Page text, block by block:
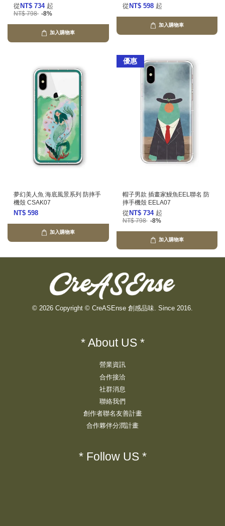
從 NT$ 734 起
NT$ 798 -8%
加入購物車
從 NT$ 598 起
加入購物車
夢幻美人魚 海底風景系列 防摔手
機殼 CSAK07
NT$ 598
加入購物車
優惠
帽子男款 插畫家鰻魚EEL聯名 防
摔手機殼 EELA07
從 NT$ 734 起
NT$ 798 -8%
加入購物車
© 2026 Copyright © CreASEnse 創感品味. Since 2016.
* About US *
營業資訊
合作接洽
社群消息
聯絡我們
創作者聯名友善計畫
合作夥伴分潤計畫
* Follow US *